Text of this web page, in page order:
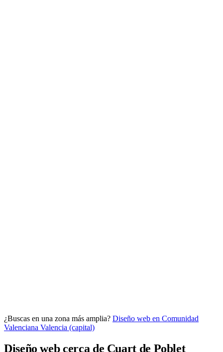
Quiero mi panel
¿Buscas en una zona más amplia? Diseño web en Comunidad
Valenciana Valencia (capital)
Diseño web cerca de Cuart de Poblet